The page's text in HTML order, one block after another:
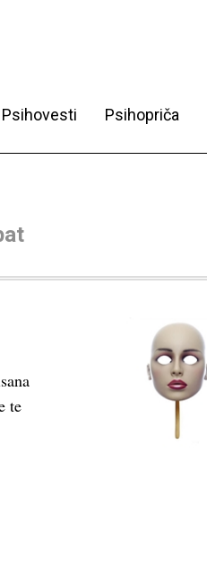
Psihovesti Psihopriča
te